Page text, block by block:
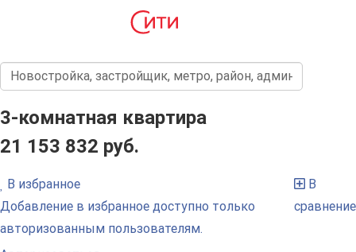
3-комнатная квартира
21 153 832 руб.
В избранное
Добавление в избранное доступно только
авторизованным пользователям.
В
сравнение